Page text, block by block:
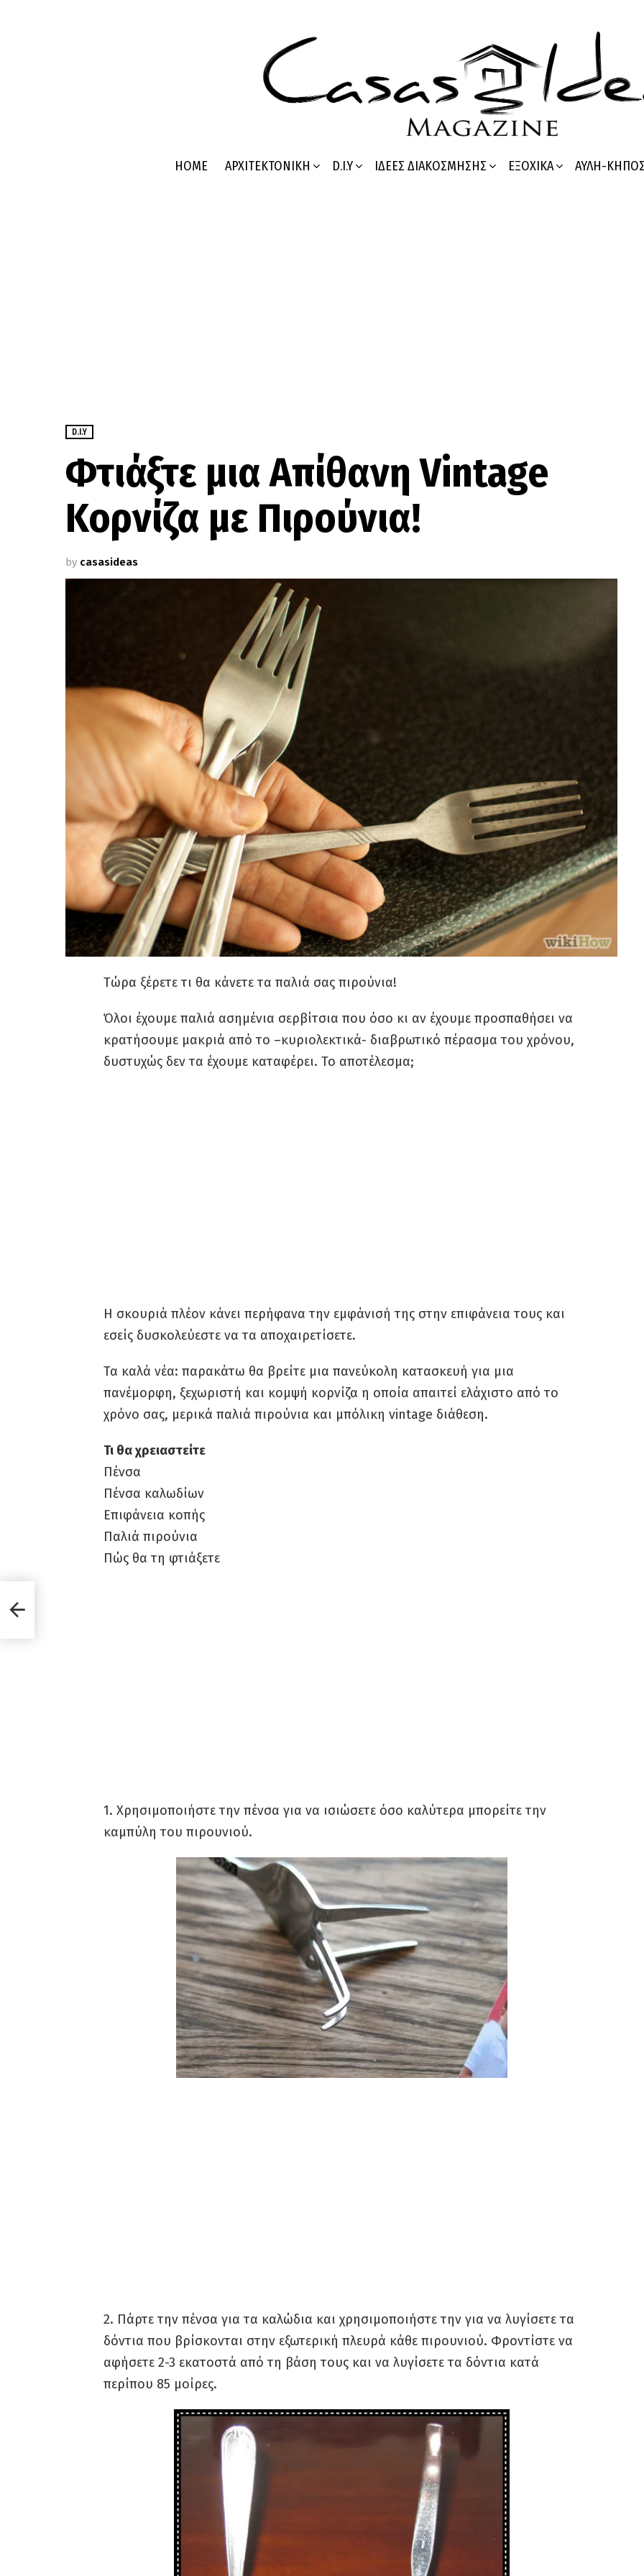
HOME ΑΡΧΙΤΕΚΤΟΝΙΚΉ D.I.Y ΙΔΈΕΣ ΔΙΑΚΌΣΜΗΣΗΣ ΕΞΟΧΙΚΆ ΑΥΛΉ-
D.I.Y
Φτιάξτε μια Απίθανη Vintage
Κορνίζα με Πιρούνια!
by casasideas
Tώρα ξέρετε τι θα κάνετε τα παλιά σας πιρούνια!
Όλοι έχουμε παλιά ασημένια σερβίτσια που όσο κι αν έχουμε προσπαθήσει να
κρατήσουμε μακριά από το –κυριολεκτικά- διαβρωτικό πέρασμα του χρόνου,
δυστυχώς δεν τα έχουμε καταφέρει. Το αποτέλεσμα;
Η σκουριά πλέον κάνει περήφανα την εμφάνισή της στην επιφάνεια τους και
εσείς δυσκολεύεστε να τα αποχαιρετίσετε.
Τα καλά νέα: παρακάτω θα βρείτε μια πανεύκολη κατασκευή για μια
πανέμορφη, ξεχωριστή και κομψή κορνίζα η οποία απαιτεί ελάχιστο από το
χρόνο σας, μερικά παλιά πιρούνια και μπόλικη vintage διάθεση.
Τι θα χρειαστείτε
Πένσα
Πένσα καλωδίων
Επιφάνεια κοπής
Παλιά πιρούνια
Πώς θα τη φτιάξετε
1. Χρησιμοποιήστε την πένσα για να ισιώσετε όσο καλύτερα μπορείτε την
καμπύλη του πιρουνιού.
2. Πάρτε την πένσα για τα καλώδια και χρησιμοποιήστε την για να λυγίσετε τα
δόντια που βρίσκονται στην εξωτερική πλευρά κάθε πιρουνιού. Φροντίστε να
αφήσετε 2-3 εκατοστά από τη βάση τους και να λυγίσετε τα δόντια κατά
περίπου 85 μοίρες.